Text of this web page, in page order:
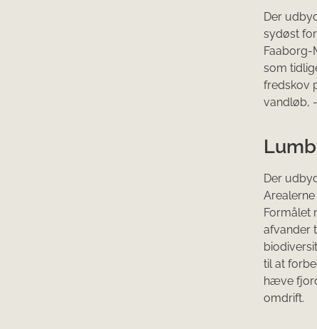
Der
sydøst
Faaborg-
som
fredskov
vandløb,
Der
Formålet
afvander
til at
hæve
omdrift.